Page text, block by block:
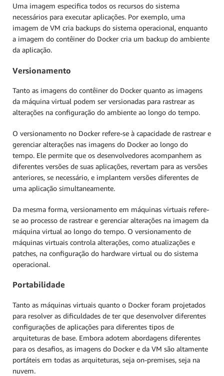
Uma imagem especifica todos os recursos do sistema
necessários para executar aplicações. Por exemplo, uma
imagem de VM cria backups do sistema operacional, enquanto
a imagem do contêiner do Docker cria um backup do ambiente
da aplicação.
Versionamento
Tanto as imagens do contêiner do Docker quanto as imagens
da máquina virtual podem ser versionadas para rastrear as
alterações na configuração do ambiente ao longo do tempo.
O versionamento no Docker refere-se à capacidade de rastrear e
gerenciar alterações nas imagens do Docker ao longo do
tempo. Ele permite que os desenvolvedores acompanhem as
diferentes versões de suas aplicações, revertam para as versões
anteriores, se necessário, e implantem versões diferentes de
uma aplicação simultaneamente.
Da mesma forma, versionamento em máquinas virtuais refere-
se ao processo de rastrear e gerenciar alterações na imagem da
máquina virtual ao longo do tempo. O versionamento de
máquinas virtuais controla alterações, como atualizações e
patches, na configuração do hardware virtual ou do sistema
operacional.
Portabilidade
Tanto as máquinas virtuais quanto o Docker foram projetados
para resolver as dificuldades de ter que desenvolver diferentes
configurações de aplicações para diferentes tipos de
arquiteturas de base. Embora adotem abordagens diferentes
para os desafios, as imagens do Docker e da VM são altamente
portáteis em todas as arquiteturas, seja on-premises, seja na
nuvem.